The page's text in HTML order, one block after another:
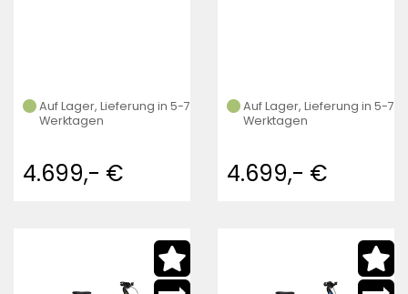
Auf Lager, Lieferung in 5-7
Werktagen
4.699,- €
Auf Lager, Lieferung in 5-7
Werktagen
4.699,- €